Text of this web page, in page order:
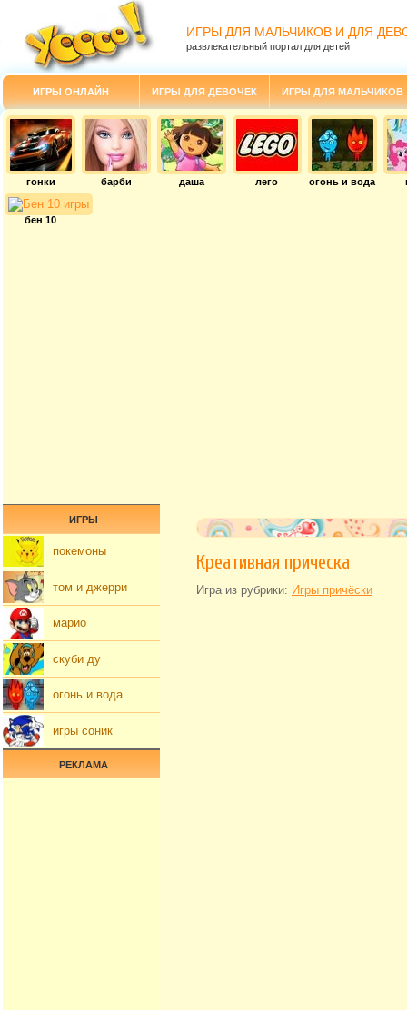
ИГРЫ ДЛЯ МАЛЬЧИКОВ И ДЛЯ
развлекательный портал для детей
ИГРЫ ОНЛАЙН ИГРЫ ДЛЯ ДЕВОЧЕК ИГРЫ ДЛЯ МАЛЬЧИКОВ
гонки барби даша лего огонь и вода
бен 10
Креативная прическа
Игра из рубрики: Игры причёски
ИГРЫ
покемоны
том и джерри
марио
скуби ду
огонь и вода
игры соник
РЕКЛАМА